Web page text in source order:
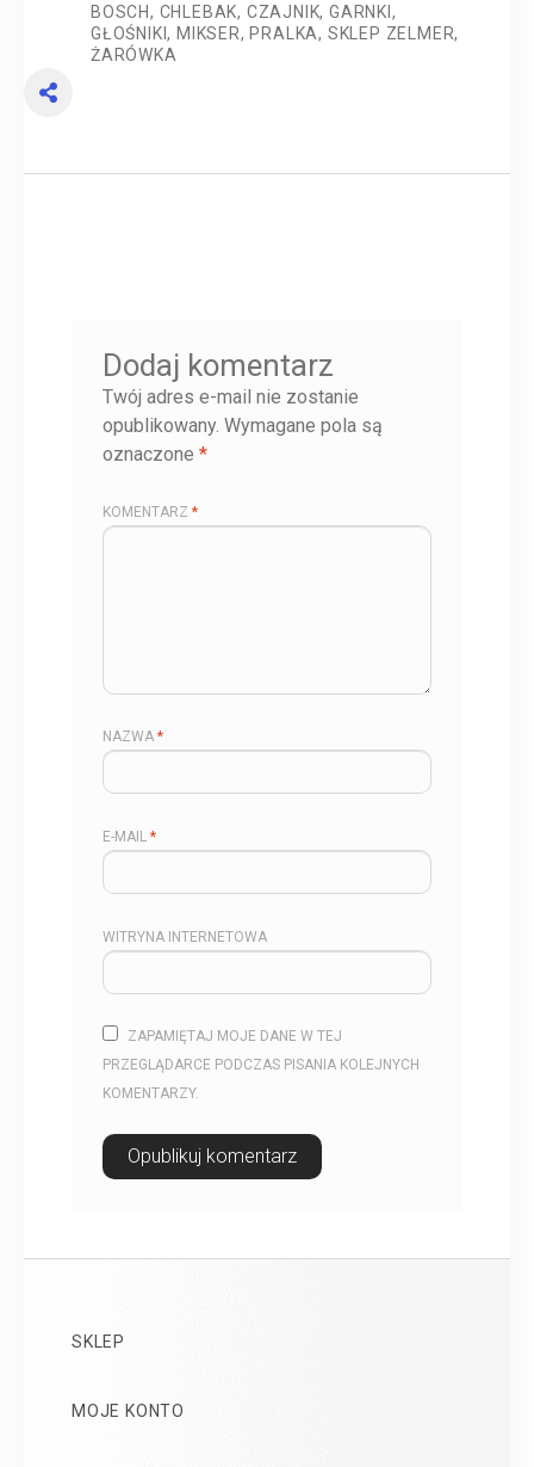
SKLEP
MOJE KONTO
BOSCH, CHLEBAK, CZAJNIK,GARNKI,
GŁOŚNIKI,MIKSER,PRALKA, SKLEP ZELMER,
ŻARÓWKA
Dodaj komentarz
Twój adres e-mail nie zostanie
opublikowany. Wymagane pola są
oznaczone *
KOMENTARZ *
NAZWA *
E-MAIL *
WITRYNA INTERNETOWA
ZAPAMIĘTAJ MOJE DANE W TEJ
PRZEGLĄDARCE PODCZAS PISANIA KOLEJNYCH
KOMENTARZY.